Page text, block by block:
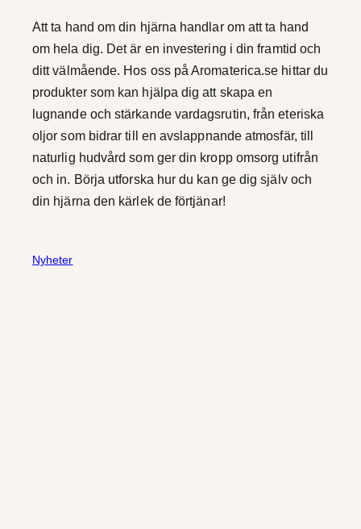
Att ta hand om din hjärna handlar om att ta hand
om hela dig. Det är en investering i din framtid och
ditt välmående. Hos oss på Aromaterica.se hittar du
produkter som kan hjälpa dig att skapa en
lugnande och stärkande vardagsrutin, från eteriska
oljor som bidrar till en avslappnande atmosfär, till
naturlig hudvård som ger din kropp omsorg utifrån
och in. Börja utforska hur du kan ge dig själv och
din hjärna den kärlek de förtjänar!
Nyheter